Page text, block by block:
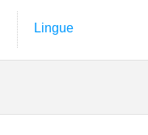
Lingue